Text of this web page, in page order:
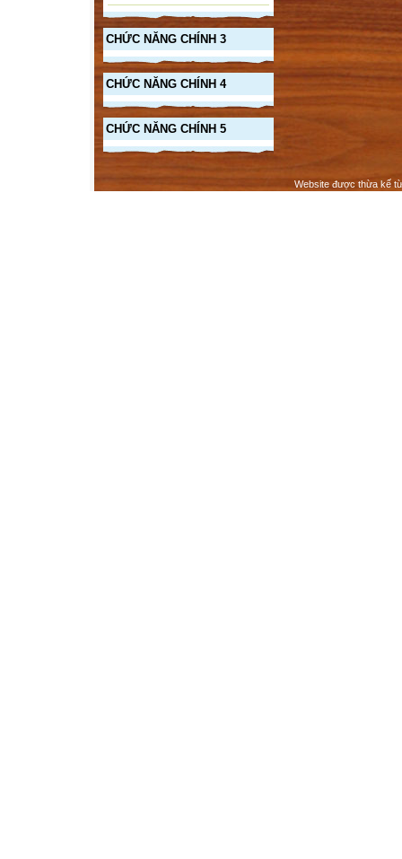
CHỨC NĂNG CHÍNH 3
CHỨC NĂNG CHÍNH 4
CHỨC NĂNG CHÍNH 5
Website được thừa kế